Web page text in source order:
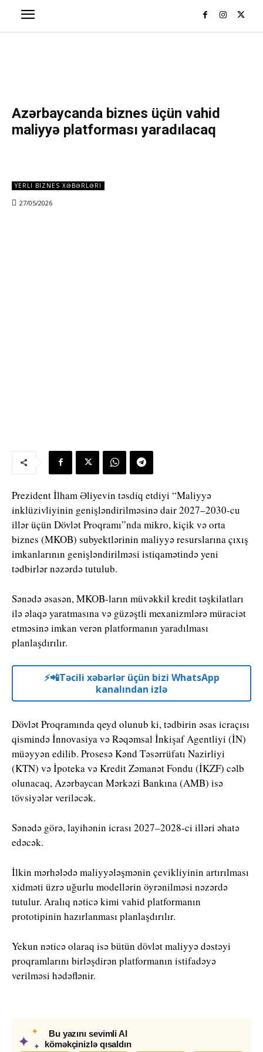
Azərbaycanda biznes üçün vahid
maliyyə platforması yaradılacaq
YERLI BIZNES XƏBƏRLƏRI
27/05/2026
Prezident İlham Əliyevin təsdiq etdiyi “Maliyyə
inklüzivliyinin genişləndirilməsinə dair 2027–2030-cu
illər üçün Dövlət Proqramı”nda mikro, kiçik və orta
biznes (MKOB) subyektlərinin maliyyə resurslarına çıxış
imkanlarının genişləndirilməsi istiqamətində yeni
tədbirlər nəzərdə tutulub.
Sənədə əsasən, MKOB-ların müvəkkil kredit təşkilatları
ilə əlaqə yaratmasına və güzəştli mexanizmlərə müraciət
etməsinə imkan verən platformanın yaradılması
planlaşdırılır.
⚡️📲Təcili xəbərlər üçün bizi WhatsApp
kanalından izlə
Dövlət Proqramında qeyd olunub ki, tədbirin əsas icraçısı
qismində İnnovasiya və Rəqəmsal İnkişaf Agentliyi (İN)
müəyyən edilib. Prosesə Kənd Təsərrüfatı Nazirliyi
(KTN) və İpoteka və Kredit Zəmanət Fondu (İKZF) cəlb
olunacaq, Azərbaycan Mərkəzi Bankına (AMB) isə
tövsiyələr veriləcək.
Sənədə görə, layihənin icrası 2027–2028-ci illəri əhatə
edəcək.
İlkin mərhələdə maliyyələşmənin çevikliyinin artırılması
xidməti üzrə uğurlu modellərin öyrənilməsi nəzərdə
tutulur. Aralıq nəticə kimi vahid platformanın
prototipinin hazırlanması planlaşdırılır.
Yekun nəticə olaraq isə bütün dövlət maliyyə dəstəyi
proqramlarını birləşdirən platformanın istifadəyə
verilməsi hədəflənir.
✦
✦
✦
Bu yazını sevimli AI
köməkçinizlə qısaldın